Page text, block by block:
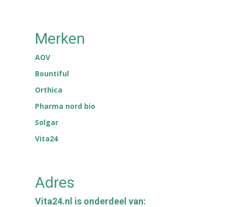
Merken
AOV
Bountiful
Orthica
Pharma nord bio
Solgar
Vita24
Adres
Vita24.nl is onderdeel van: